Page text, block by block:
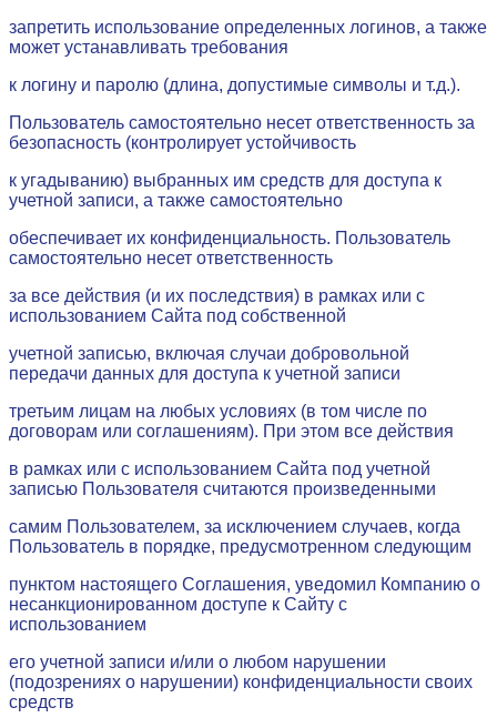
запретить использование определенных логинов, а также
может устанавливать требования
к логину и паролю (длина, допустимые символы и т.д.).
Пользователь самостоятельно несет ответственность за
безопасность (контролирует устойчивость
к угадыванию) выбранных им средств для доступа к
учетной записи, а также самостоятельно
обеспечивает их конфиденциальность. Пользователь
самостоятельно несет ответственность
за все действия (и их последствия) в рамках или с
использованием Сайта под собственной
учетной записью, включая случаи добровольной
передачи данных для доступа к учетной записи
третьим лицам на любых условиях (в том числе по
договорам или соглашениям). При этом все действия
в рамках или с использованием Сайта под учетной
записью Пользователя считаются произведенными
самим Пользователем, за исключением случаев, когда
Пользователь в порядке, предусмотренном следующим
пунктом настоящего Соглашения, уведомил Компанию о
несанкционированном доступе к Сайту с
использованием
его учетной записи и/или о любом нарушении
(подозрениях о нарушении) конфиденциальности своих
средств